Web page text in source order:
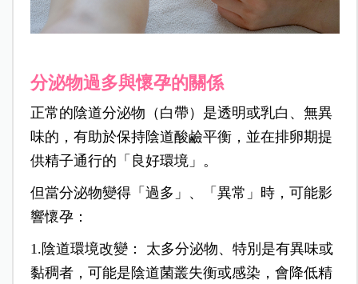
分泌物過多與懷孕的關係
正常的陰道分泌物（白帶）是透明或乳白、無異
味的，有助於保持陰道酸鹼平衡，並在排卵期提
供精子通行的「良好環境」。
但當分泌物變得「過多」、「異常」時，可能影
響懷孕：
1.陰道環境改變： 太多分泌物、特別是有異味或
黏稠者，可能是陰道菌叢失衡或感染，會降低精